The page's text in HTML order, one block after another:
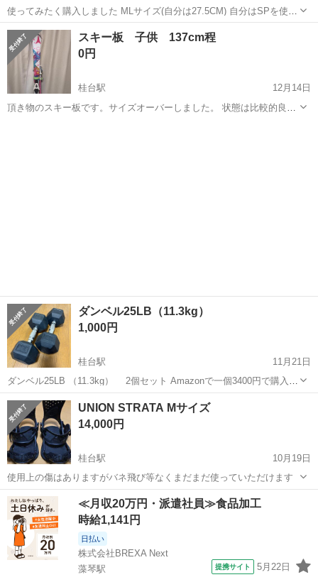
使ってみたく購入しました MLサイズ(自分は27.5CM) 自分はSPを使っ
ててそちらの方がしっくりくるので出品します！ 使用時間2時間 極美
品 ディスクはネジを締めたことによる傷はあります オレンジのビン
はめっちゃ映えます...
北海道 網走市 桂台駅 スノーボード システム
スキー板 子供 137cm程
0円
桂台駅
12月14日
頂き物のスキー板です。サイズオーバーしました。 状態は比較的良い
ダンベル25LB（11.3kg）
1,000円
桂台駅
11月21日
ダンベル25LB （11.3kg） 2個セット Amazonで一個3400円で購入し
たものになります。
北海道 網走市 フィットネス、トレーニング
ダンベル
UNION STRATA Mサイズ
14,000円
桂台駅
10月19日
使用上の傷はありますがバネ飛び等なくまだまだ使っていただけます
北海道 網走市 桂台駅 スノーボード UNION
≪月収20万円・派遣社員≫食品加工
時給1,141円
日払い
株式会社BREXA Next
藻琴駅
提携サイト 5月22日